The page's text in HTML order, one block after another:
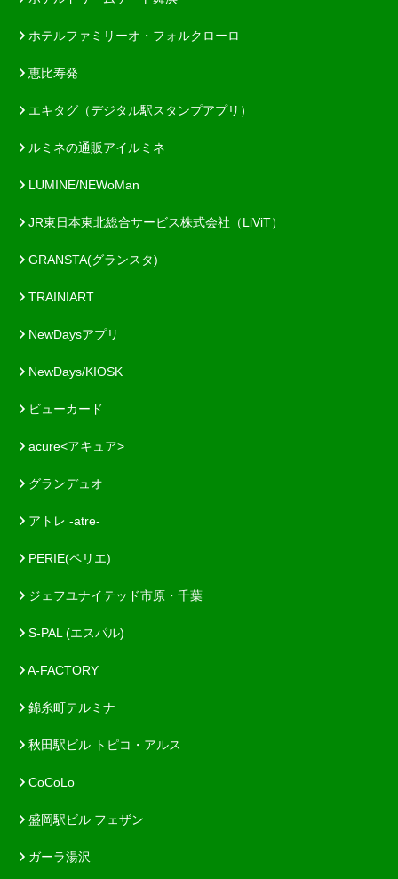
ホテルファミリーオ・フォルクローロ
恵比寿発
エキタグ（デジタル駅スタンプアプリ）
ルミネの通販アイルミネ
LUMINE/NEWoMan
JR東日本東北総合サービス株式会社（LiViT）
GRANSTA(グランスタ)
TRAINIART
NewDaysアプリ
NewDays/KIOSK
ビューカード
acure<アキュア>
グランデュオ
アトレ -atre-
PERIE(ペリエ)
ジェフユナイテッド市原・千葉
S-PAL (エスパル)
A-FACTORY
錦糸町テルミナ
秋田駅ビル トピコ・アルス
CoCoLo
盛岡駅ビル フェザン
ガーラ湯沢